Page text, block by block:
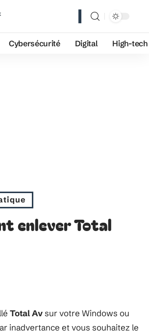
Cybersécurité Digital High-tech
enlever Total
Total Avsur votre Windows ou
inadvertance et vous souhaitez le